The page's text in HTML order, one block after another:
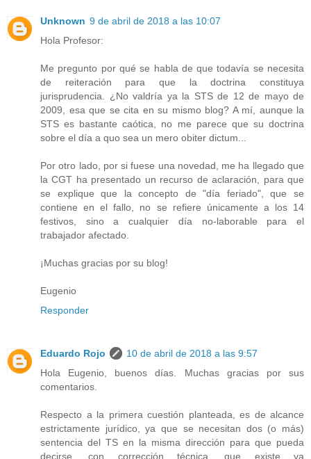
Unknown 9 de abril de 2018 a las 10:07
Hola Profesor:
Me pregunto por qué se habla de que todavía se necesita
de reiteración para que la doctrina constituya
jurisprudencia. ¿No valdría ya la STS de 12 de mayo de
2009, esa que se cita en su mismo blog? A mí, aunque la
STS es bastante caótica, no me parece que su doctrina
sobre el día a quo sea un mero obiter dictum...
Por otro lado, por si fuese una novedad, me ha llegado que
la CGT ha presentado un recurso de aclaración, para que
se explique que la concepto de "día feriado", que se
contiene en el fallo, no se refiere únicamente a los 14
festivos, sino a cualquier día no-laborable para el
trabajador afectado.
¡Muchas gracias por su blog!
Eugenio
Responder
Eduardo Rojo
10 de abril de 2018 a las 9:57
Hola Eugenio, buenos días. Muchas gracias por sus
comentarios.
Respecto a la primera cuestión planteada, es de alcance
estrictamente jurídico, ya que se necesitan dos (o más)
sentencia del TS en la misma dirección para que pueda
decirse, con corrección técnica, que existe ya